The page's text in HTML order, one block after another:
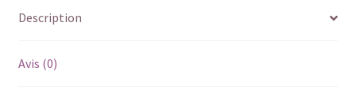
Description
Avis (0)